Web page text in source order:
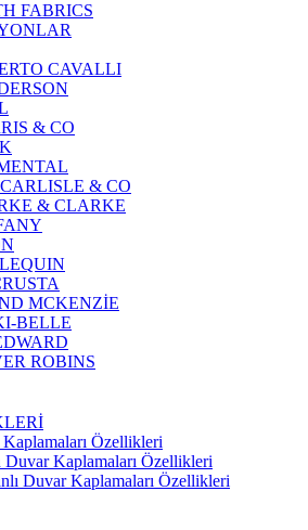
FABRICS
CAVALLI
& CO
& CO
& CLARKE
MCKENZİE
BELLE
ROBINS
Özellikleri
Kaplamaları Özellikleri
Duvar Kaplamaları Özellikleri